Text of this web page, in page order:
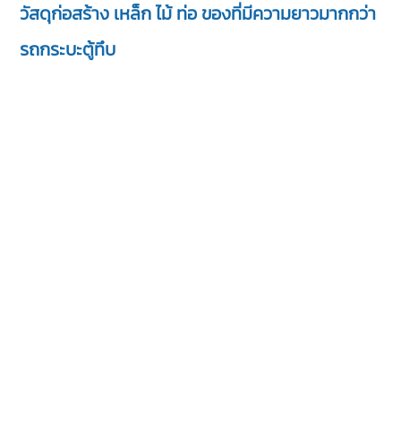
วัสดุก่อสร้าง เหล็ก ไม้ ท่อ ของที่มีความยาวมากกว่า
รถกระบะตู้ทึบ